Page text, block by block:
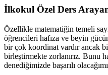
İlkokul Özel Ders
Özellikle matematiğin temeli
öğrencileri hafıza ve beyin
bir çok koordinat vardır ancak
birleştirmekte zorlanırız. Bunu
denediğimizde başarılı